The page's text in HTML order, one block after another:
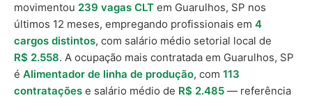
movimentou 239 vagas CLT em Guarulhos, SP nos
últimos 12 meses, empregando profissionais em 4
cargos distintos, com salário médio setorial local de
R$ 2.558. A ocupação mais contratada em Guarulhos, SP
é Alimentador de linha de produção, com 113
contratações e salário médio de R$ 2.485 — referência